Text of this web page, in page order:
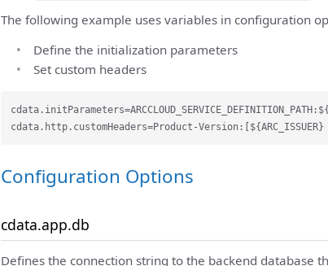
The following example uses variables in configuration
Define the initialization parameters
Set custom headers
Configuration Options
cdata.app.db
Defines the connection string to the backend database